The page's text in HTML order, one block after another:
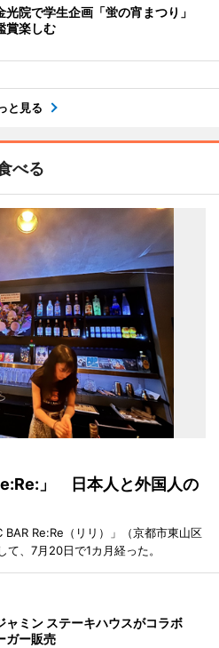
光院で学生企画「蛍の宵まつり」
賞楽しむ
と見る
べる
」 日本人と外国人の
Re:Re（リリ）」（京都市東山区
、7月20日で1カ月経った。
ャミン ステーキハウスがコラボ
ガー販売